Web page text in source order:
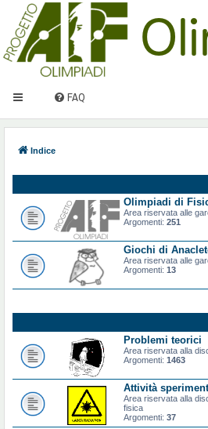
FAQ
Indice
Olimpiadi di
Area riservata alle
Argomenti: 251
Giochi di
Area riservata alle
Argomenti: 13
Problemi teorici
Area riservata alla
Argomenti: 1463
Attività
Area riservata alla
fisica
Argomenti: 37